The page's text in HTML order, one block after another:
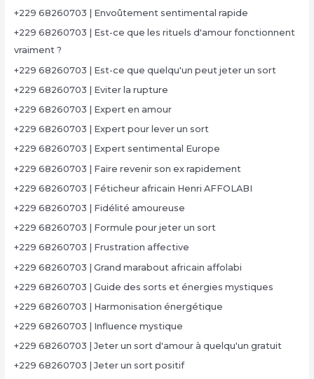
+229 68260703 | Envoûtement sentimental rapide
+229 68260703 | Est-ce que les rituels d'amour fonctionnent
vraiment ?
+229 68260703 | Est-ce que quelqu'un peut jeter un sort
+229 68260703 | Eviter la rupture
+229 68260703 | Expert en amour
+229 68260703 | Expert pour lever un sort
+229 68260703 | Expert sentimental Europe
+229 68260703 | Faire revenir son ex rapidement
+229 68260703 | Féticheur africain Henri AFFOLABI
+229 68260703 | Fidélité amoureuse
+229 68260703 | Formule pour jeter un sort
+229 68260703 | Frustration affective
+229 68260703 | Grand marabout africain affolabi
+229 68260703 | Guide des sorts et énergies mystiques
+229 68260703 | Harmonisation énergétique
+229 68260703 | Influence mystique
+229 68260703 | Jeter un sort d'amour à quelqu'un gratuit
+229 68260703 | Jeter un sort positif